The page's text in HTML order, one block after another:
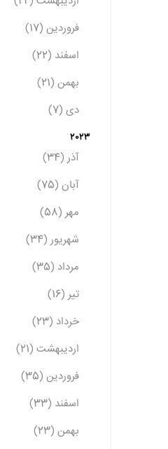
فروردین (17)
اسفند (22)
بهمن (21)
دی (7)
2023
آذر (34)
آبان (75)
مهر (58)
شهریور (34)
مرداد (35)
تیر (16)
خرداد (23)
اردیبهشت (21)
فروردین (35)
اسفند (33)
بهمن (23)